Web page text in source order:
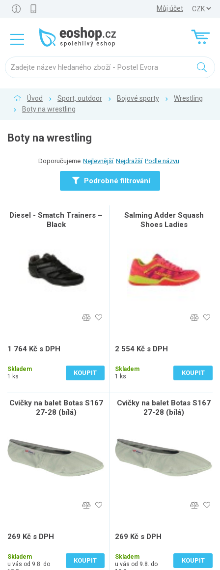
Můj účet
Úvod Sport, outdoor Bojové sporty
Wrestling
Boty na wrestling
Boty na wrestling
Doporučujeme Nejlevnější Nejdražší Podle názvu
Podrobné filtrování
Diesel - Smatch Trainers –
Black
1 764 Kč s DPH
Skladem
1 ks
KOUPIT
Salming Adder Squash
Shoes Ladies
2 554 Kč s DPH
Skladem
1 ks
KOUPIT
Cvičky na balet Botas S167
27-28 (bílá)
269 Kč s DPH
Skladem
u vás od 9.8. do
KOUPIT
Cvičky na balet Botas S167
27-28 (bílá)
269 Kč s DPH
Skladem
u vás od 9.8. do
KOUPIT